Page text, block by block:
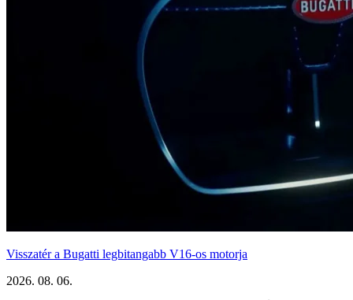
Visszatér a Bugatti legbitangabb V16-os motorja
2026. 08. 06.